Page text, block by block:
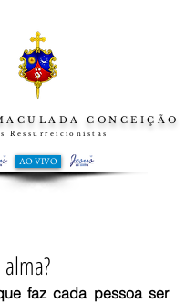
AO VIVO
CONCEIÇÃO
Ressurreicionistas
faz cada pessoa ser